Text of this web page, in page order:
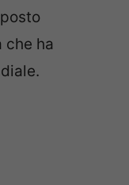
ha